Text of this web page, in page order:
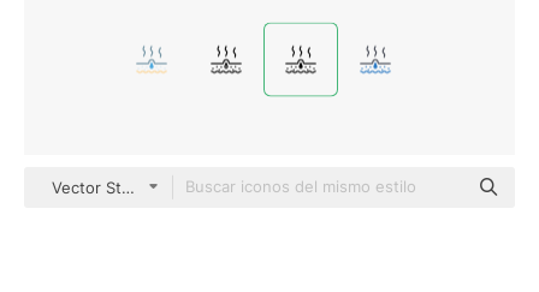
Vector Stall Fill